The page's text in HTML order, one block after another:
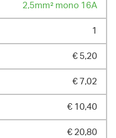
2,5mm² mono 16A
1
€ 5,20
€ 7,02
€ 10,40
€ 20,80